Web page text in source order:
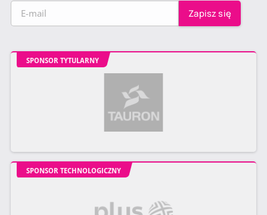
SPONSOR TYTULARNY
SPONSOR TECHNOLOGICZNY